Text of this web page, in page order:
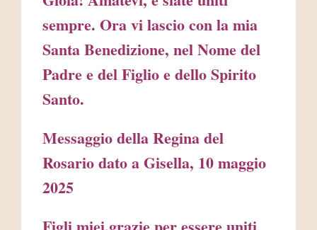
sempre. Ora vi lascio con la mia
Santa Benedizione, nel Nome del
Padre e del Figlio e dello Spirito
Santo.
Messaggio della Regina del
Rosario dato a Gisella, 10 maggio
2025